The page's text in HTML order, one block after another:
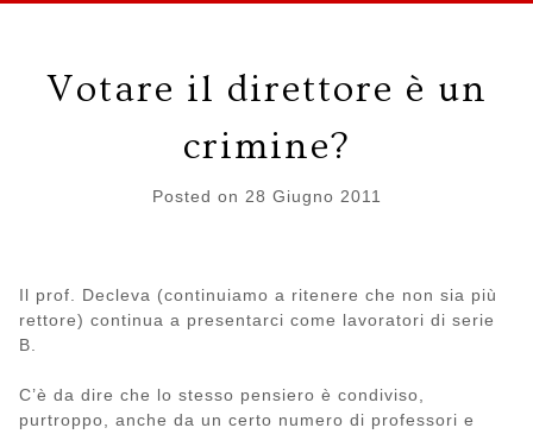
Votare il direttore è un
crimine?
Posted on 28 Giugno 2011
Il prof. Decleva (continuiamo a ritenere che non sia più
rettore) continua a presentarci come lavoratori di serie
B.
C’è da dire che lo stesso pensiero è condiviso,
purtroppo, anche da un certo numero di professori e